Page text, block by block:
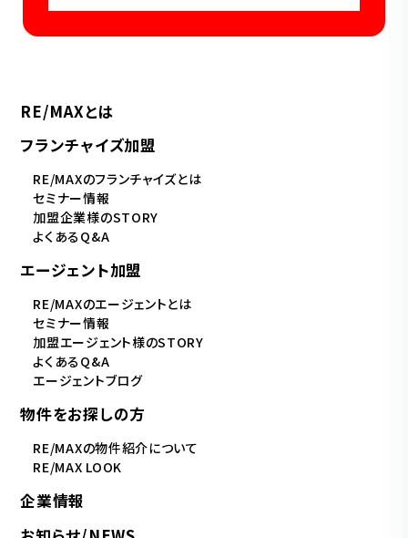
RE/MAXとは
フランチャイズ加盟
RE/MAXのフランチャイズとは
セミナー情報
加盟企業様のSTORY
よくあるQ&A
エージェント加盟
RE/MAXのエージェントとは
セミナー情報
加盟エージェント様のSTORY
よくあるQ&A
エージェントブログ
物件をお探しの方
RE/MAXの物件紹介について
RE/MAX LOOK
企業情報